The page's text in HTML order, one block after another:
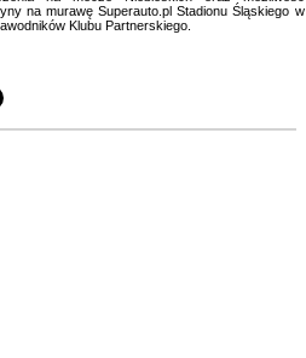
na murawę Superauto.pl Stadionu Śląskiego w
Klubu Partnerskiego.